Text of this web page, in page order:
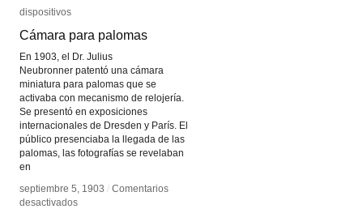
dispositivos
Cámara para palomas
En 1903, el Dr. Julius
Neubronner patentó una cámara
miniatura para palomas que se
activaba con mecanismo de relojería.
Se presentó en exposiciones
internacionales de Dresden y París. El
público presenciaba la llegada de las
palomas, las fotografías se revelaban
en
septiembre 5, 1903 / Comentarios
desactivadosen
dispositivos
Cámara para palomas
septiembre 5, 1903 / Comentarios
desactivadosen